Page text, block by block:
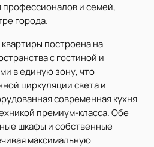
и семей,
города.
построена на
с гостиной и
в единую зону, что
циркуляции света и
современная кухня
премиум-класса. Обе
шкафы и собственные
максимальную